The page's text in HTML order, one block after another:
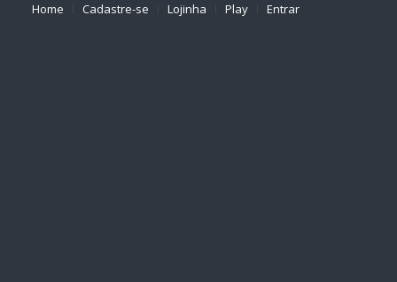
Home
Cadastre-se Lojinha Play Entrar